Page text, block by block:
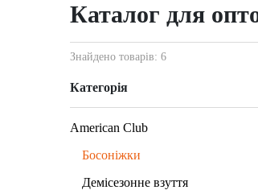
Каталог для
Знайдено товарів: 6
Категорія
American Club
Босоніжки
Демісезонне взуття